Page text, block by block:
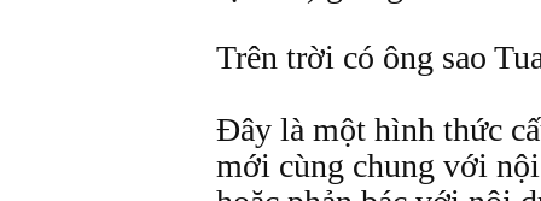
Trên trời có ông sao
Đây là một hình thức
mới cùng chung với